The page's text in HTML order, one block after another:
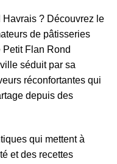
? Découvrez le
de pâtisseries
Flan Rond
séduit par sa
réconfortantes qui
depuis des
qui mettent à
et des recettes